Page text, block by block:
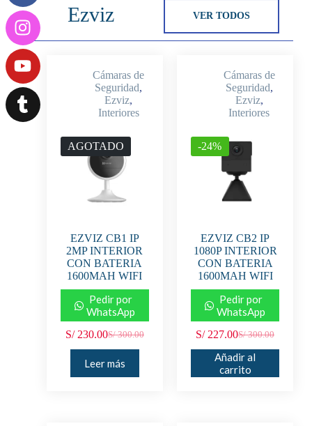
Ezviz VER TODOS
Cámaras de
Seguridad,
Ezviz,
Interiores
AGOTADO
EZVIZ CB1 IP
2MP INTERIOR
CON BATERIA
1600MAH WIFI
Pedir por
WhatsApp
S/300.00
S/230.00
Leer más
Cámaras de
Seguridad,
Ezviz,
Interiores
-24%
EZVIZ CB2 IP
1080P INTERIOR
CON BATERIA
1600MAH WIFI
Pedir por
WhatsApp
S/300.00
S/227.00
Añadir al
carrito